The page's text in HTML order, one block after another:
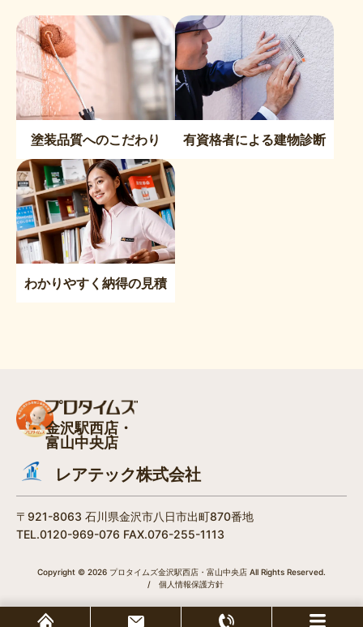
塗装品質へのこだわり 有資格者による建物診断
わかりやすく納得の見積
金沢駅西店・
富山中央店
レアテック株式会社
〒921-8063 石川県金沢市八日市出町870番地
TEL.0120-969-076 FAX.076-255-1113
Copyright © 2026 プロタイムズ金沢駅西店・富山中央店 All Rights Reserved.
/
個人情報保護方針